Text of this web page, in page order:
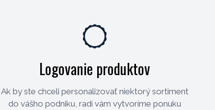
Logovanie produktov
Ak by ste chceli personalizovať niektorý sortiment
do vášho podniku, radi vám vytvoríme ponuku